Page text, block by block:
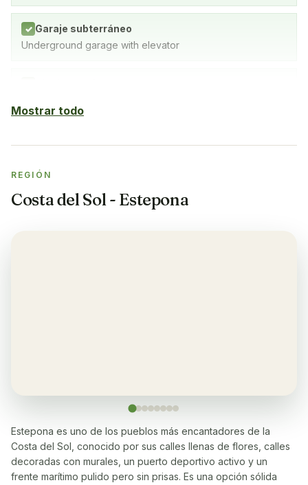
✓ Garaje subterráneo
Underground garage with elevator
✓ Lavadora
✓ Lavavajillas
Sí
Mostrar todo
REGIÓN
Costa del Sol - Estepona
Estepona es uno de los pueblos más encantadores de la
Costa del Sol, conocido por sus calles llenas de flores, calles
decoradas con murales, un puerto deportivo activo y un
frente marítimo pulido pero sin prisas. Es una opción sólida